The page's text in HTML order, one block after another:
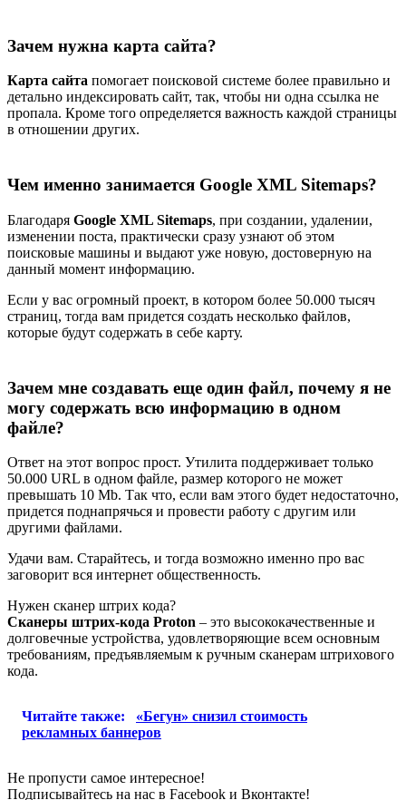
Зачем нужна карта сайта?
Карта сайта помогает поисковой системе более правильно и
детально индексировать сайт, так, чтобы ни одна ссылка не
пропала. Кроме того определяется важность каждой страницы
в отношении других.
Чем именно занимается Google XML Sitemaps?
Благодаря Google XML Sitemaps, при создании, удалении,
изменении поста, практически сразу узнают об этом
поисковые машины и выдают уже новую, достоверную на
данный момент информацию.
Если у вас огромный проект, в котором более 50.000 тысяч
страниц, тогда вам придется создать несколько файлов,
которые будут содержать в себе карту.
Зачем мне создавать еще один файл, почему я не
могу содержать всю информацию в одном
файле?
Ответ на этот вопрос прост. Утилита поддерживает только
50.000 URL в одном файле, размер которого не может
превышать 10 Mb. Так что, если вам этого будет недостаточно,
придется поднапрячься и провести работу с другим или
другими файлами.
Удачи вам. Старайтесь, и тогда возможно именно про вас
заговорит вся интернет общественность.
Нужен сканер штрих кода?
Сканеры штрих-кода Proton – это высококачественные и
долговечные устройства, удовлетворяющие всем основным
требованиям, предъявляемым к ручным сканерам штрихового
кода.
Читайте также:
«Бегун» снизил стоимость
рекламных баннеров
Не пропусти самое интересное!
Подписывайтесь на нас в Facebook и Вконтакте!